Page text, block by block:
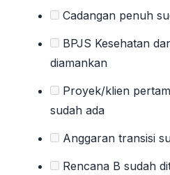
Cadangan penuh
BPJS Kesehatan
diamankan
Proyek/klien
sudah ada
Anggaran transisi
Rencana B sudah